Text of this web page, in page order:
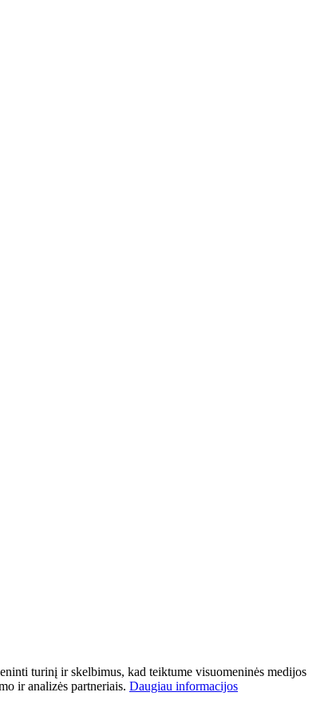
turinį ir skelbimus, kad teiktume visuomeninės medijos
ir analizės partneriais. Daugiau informacijos